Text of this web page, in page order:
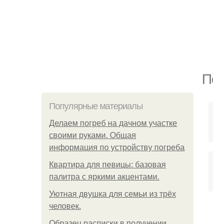
Популярные материалы
Делаем погреб на дачном участке
своими руками. Общая
информация по устройству погреба
Квартира для певицы: базовая
палитра с яркими акцентами.
Уютная двушка для семьи из трёх
человек.